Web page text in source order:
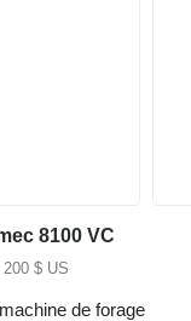
8100 VC
$ US
de forage